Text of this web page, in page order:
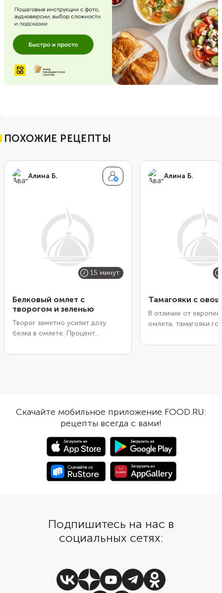
ПОХОЖИЕ РЕЦЕПТЫ
Алина Б.
15 минут
Белковый омлет с
творогом и зеленью
Творог заметно усилит дозу
белка в омлете. Процент
на свой вкус. Желтки в рецепте
дополните омлет зеленью. С ней
блюдо станет гораздо ярче.
Петрушка, укроп, кинза, шпинат
— сюда подойдет все.
Алина Б.
Тамагояки с
В отличие от
омлета, тамагояки
затем сворачивают в
тамагояки используют
квадратную
можно обойтись и
блинной.
Скачайте мобильное приложение FOOD.RU:
рецепты всегда с вами!
Подпишитесь на нас в
социальных сетях: